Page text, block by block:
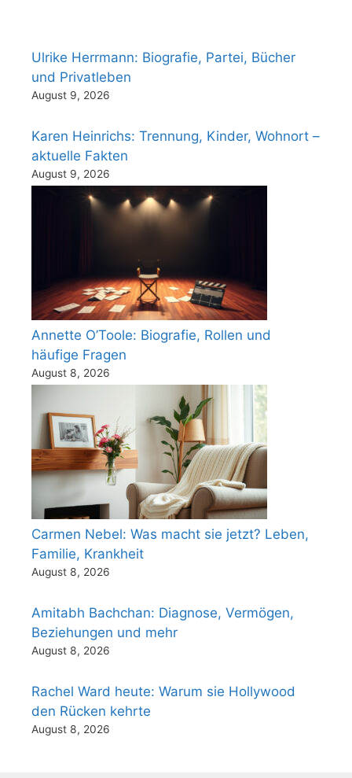
Ulrike Herrmann: Biografie, Partei, Bücher
und Privatleben
August 9, 2026
Karen Heinrichs: Trennung, Kinder, Wohnort –
aktuelle Fakten
August 9, 2026
Annette O’Toole: Biografie, Rollen und
häufige Fragen
August 8, 2026
Carmen Nebel: Was macht sie jetzt? Leben,
Familie, Krankheit
August 8, 2026
Amitabh Bachchan: Diagnose, Vermögen,
Beziehungen und mehr
August 8, 2026
Rachel Ward heute: Warum sie Hollywood
den Rücken kehrte
August 8, 2026